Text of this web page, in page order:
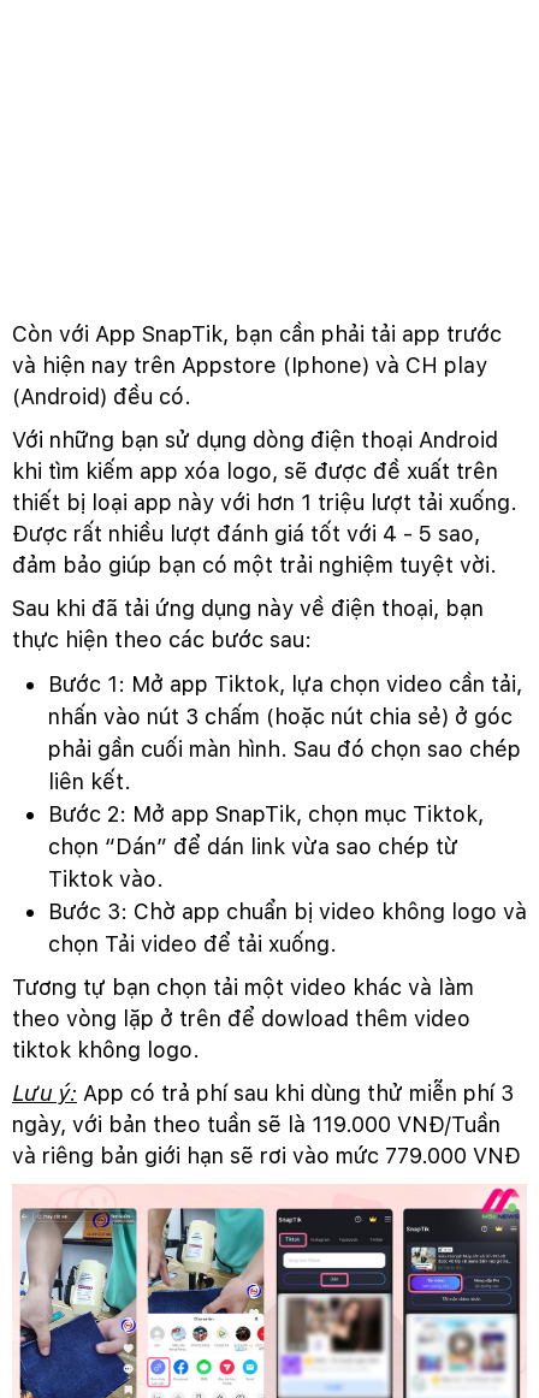
Còn với App SnapTik, bạn cần phải tải app trước
và hiện nay trên Appstore (Iphone) và CH play
(Android) đều có.
Với những bạn sử dụng dòng điện thoại Android
khi tìm kiếm app xóa logo, sẽ được đề xuất trên
thiết bị loại app này với hơn 1 triệu lượt tải xuống.
Được rất nhiều lượt đánh giá tốt với 4 - 5 sao,
đảm bảo giúp bạn có một trải nghiệm tuyệt vời.
Sau khi đã tải ứng dụng này về điện thoại, bạn
thực hiện theo các bước sau:
Bước 1: Mở app Tiktok, lựa chọn video cần tải,
nhấn vào nút 3 chấm (hoặc nút chia sẻ) ở góc
phải gần cuối màn hình. Sau đó chọn sao chép
liên kết.
Bước 2: Mở app SnapTik, chọn mục Tiktok,
chọn “Dán” để dán link vừa sao chép từ
Tiktok vào.
Bước 3: Chờ app chuẩn bị video không logo và
chọn Tải video để tải xuống.
Tương tự bạn chọn tải một video khác và làm
theo vòng lặp ở trên để dowload thêm video
tiktok không logo.
Lưu ý: App có trả phí sau khi dùng thử miễn phí 3
ngày, với bản theo tuần sẽ là 119.000 VNĐ/Tuần
và riêng bản giới hạn sẽ rơi vào mức 779.000 VNĐ